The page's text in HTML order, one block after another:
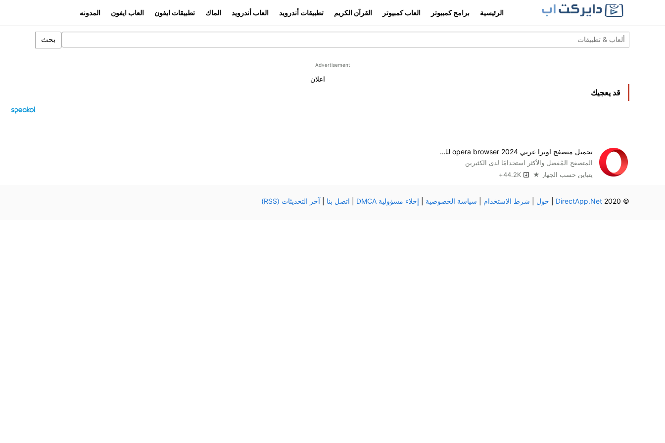
الرئيسية برامج كمبيوتر العاب كمبيوتر القرآن الكريم تطبيقات أندرويد العاب أندرويد الماك تطبيقات ايفون العاب ايفون المدونه
بحث
Advertisement
اعلان
قد يعجيك
تحميل متصفح اوبرا عربي opera browser 2024 للكمبيوتر والجوال
المتصفح المُفضل والأكثر استخدامًا لدى الكثيرين
يتباين حسب الجهاز ★
44.2K+
© 2020
DirectApp.Net حول شرط الاستخدام سياسة الخصوصية إخلاء مسؤولية DMCA اتصل بنا آخر التحديثات (RSS)